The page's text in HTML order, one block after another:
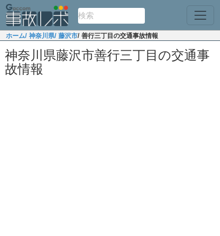
ホーム/ 神奈川県/ 藤沢市/ 善行三丁目の交通事故情報
神奈川県藤沢市善行三丁目の交通事
故情報